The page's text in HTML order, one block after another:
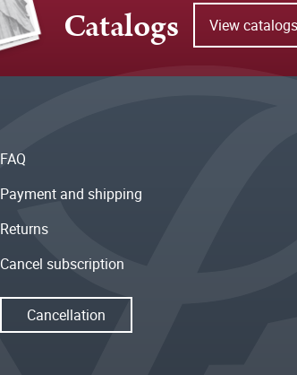
Catalogs View catalogs
FAQ
Payment and shipping
Returns
Cancel subscription
Cancellation